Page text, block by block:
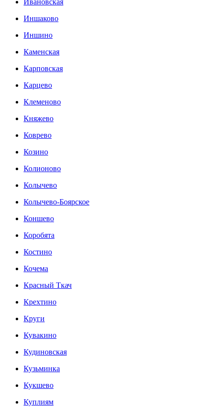
Ивановская
Иншаково
Иншино
Каменская
Карповская
Карцево
Клеменово
Княжево
Коврево
Козино
Колионово
Колычево
Колычево-Боярское
Коншево
Коробята
Костино
Кочема
Красный Ткач
Крехтино
Круги
Кувакино
Кудиновская
Кузьминка
Кукшево
Куплиям